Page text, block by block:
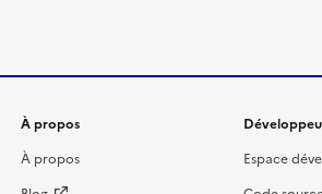
du site
À propos
À propos
Espace